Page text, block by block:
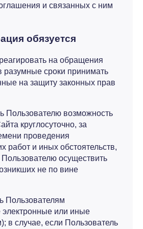
и связанных с ним
обязуется
на обращения
разумные сроки принимать
на защиту законных прав
Пользователю возможность
круглосуточно, за
проведения
работ и иных обстоятельств,
осуществить
не по вине
Пользователям
или иные
в случае, если Пользователь